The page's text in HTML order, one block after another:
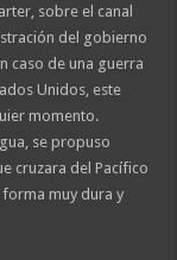
sobre el canal
del gobierno
caso de una guerra
Unidos, este
momento.
se propuso
cruzara del Pacífico
muy dura y